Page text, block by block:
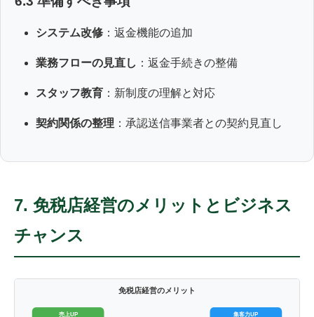
システム改修 ：返金機能の追加
業務フローの見直し ：返金手続きの整備
スタッフ教育 ：新制度の理解と対応
契約関係の整理 ：承認送信事業者との契約見直し
7. 免税店経営のメリットとビジネス
チャンス
免税店経営のメリット
売上UP 集客力UP